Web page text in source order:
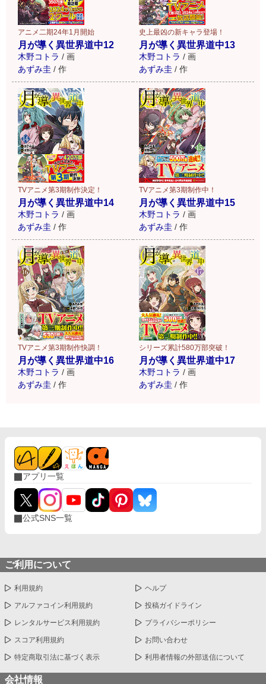
アニメ二期24年1月開始
月が導く異世界道中12
木野コトラ / 画
あずみ圭 / 作
史上最凶の新キャラ登場！
月が導く異世界道中13
木野コトラ / 画
あずみ圭 / 作
TVアニメ第3期制作決定！
月が導く異世界道中14
木野コトラ / 画
あずみ圭 / 作
TVアニメ第3期制作中！
月が導く異世界道中15
木野コトラ / 画
あずみ圭 / 作
TVアニメ第3期制作快調！
月が導く異世界道中16
木野コトラ / 画
あずみ圭 / 作
シリーズ累計580万部突破！
月が導く異世界道中17
木野コトラ / 画
あずみ圭 / 作
アプリ一覧
公式SNS一覧
ご利用について
利用規約 ヘルプ
アルファコイン利用規約 投稿ガイドライン
レンタルサービス利用規約 プライバシーポリシー
スコア利用規約 お問い合わせ
特定商取引法に基づく表示 利用者情報の外部送信について
会社情報